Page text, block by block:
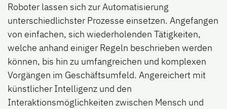
Roboter lassen sich zur Automatisierung
unterschiedlichster Prozesse einsetzen. Angefangen
von einfachen, sich wiederholenden Tätigkeiten,
welche anhand einiger Regeln beschrieben werden
können, bis hin zu umfangreichen und komplexen
Vorgängen im Geschäftsumfeld. Angereichert mit
künstlicher Intelligenz und den
Interaktionsmöglichkeiten zwischen Mensch und